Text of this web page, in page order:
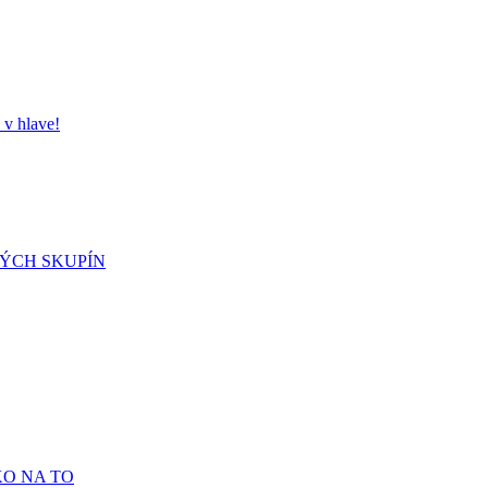
hlave!
SKUPÍN
NA TO